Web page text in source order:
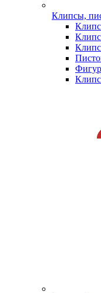
Клипсы,